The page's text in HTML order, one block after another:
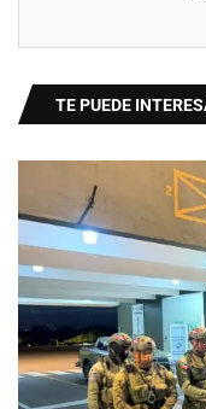
TE PUEDE